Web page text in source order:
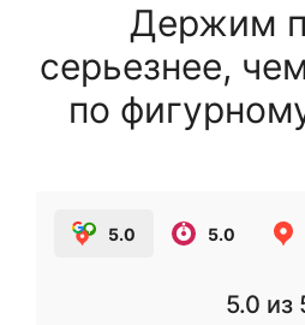
Держим
серьезнее,
по
5.0 5.0
5.0 из